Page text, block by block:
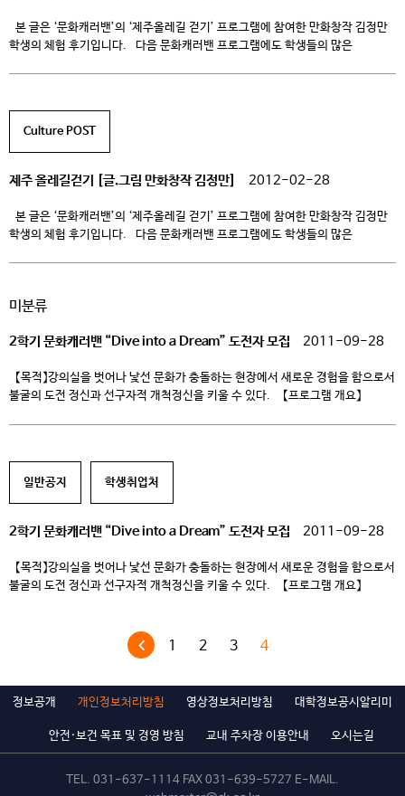
본 글은 ‘문화캐러밴’의 ‘제주올레길 걷기’ 프로그램에 참여한 만화창작 김정만
학생의 체험 후기입니다. 다음 문화캐러밴 프로그램에도 학생들의 많은
Culture POST
제주 올레길걷기 [글.그림 만화창작 김정만] 2012-02-28
본 글은 ‘문화캐러밴’의 ‘제주올레길 걷기’ 프로그램에 참여한 만화창작 김정만
학생의 체험 후기입니다. 다음 문화캐러밴 프로그램에도 학생들의 많은
미분류
2학기 문화캐러밴 “Dive into a Dream” 도전자 모집 2011-09-28
【목적】강의실을 벗어나 낯선 문화가 충돌하는 현장에서 새로운 경험을 함으로서
불굴의 도전 정신과 선구자적 개척정신을 키울 수 있다. 【프로그램 개요】
일반공지
학생취업처
2학기 문화캐러밴 “Dive into a Dream” 도전자 모집 2011-09-28
【목적】강의실을 벗어나 낯선 문화가 충돌하는 현장에서 새로운 경험을 함으로서
불굴의 도전 정신과 선구자적 개척정신을 키울 수 있다. 【프로그램 개요】
겨울방학 중 1. 히말라야 트레킹 히말라야 지역의 정통 트레킹이라 할 수
있는 안나푸르나 베이스캠프 트레킹은 […]
1 2 3 4
정보공개 개인정보처리방침 영상정보처리방침 대학정보공시알리미
안전·보건 목표 및 경영 방침 교내 주차장 이용안내 오시는길
TEL. 031-637-1114 FAX 031-639-5727 E-MAIL.